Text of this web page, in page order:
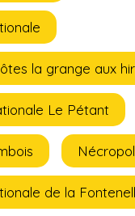
la grange aux
Le Pétant
de la